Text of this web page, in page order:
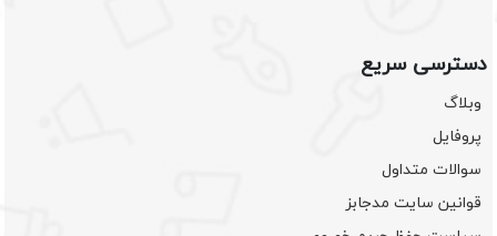
دسترسی سریع
وبلاگ
پروفایل
سوالات متداول
قوانین سایت مدجابز